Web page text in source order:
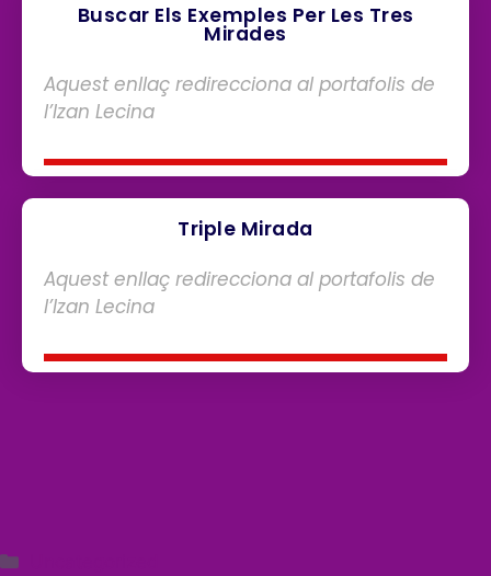
Buscar Els Exemples Per Les Tres
Mirades
Aquest enllaç redirecciona al portafolis de
l’Izan Lecina
Triple Mirada
Aquest enllaç redirecciona al portafolis de
l’Izan Lecina